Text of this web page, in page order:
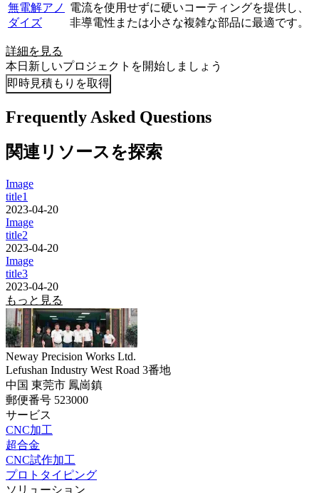
無電解アノ
ダイズ
電流を使用せずに硬いコーティングを提供し、
非導電性または小さな複雑な部品に最適です。
詳細を見る
本日新しいプロジェクトを開始しましょう
即時見積もりを取得
Frequently Asked Questions
関連リソースを探索
Image
title1
2023-04-20
Image
title2
2023-04-20
Image
title3
2023-04-20
もっと見る
Neway Precision Works Ltd.
Lefushan Industry West Road 3番地
中国 東莞市 鳳崗鎮
郵便番号 523000
サービス
CNC加工
超合金
CNC試作加工
プロトタイピング
ソリューション